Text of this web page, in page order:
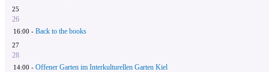
25
26
16:00 - Back to the books
27
28
14:00 - Offener Garten im Interkulturellen Garten Kiel